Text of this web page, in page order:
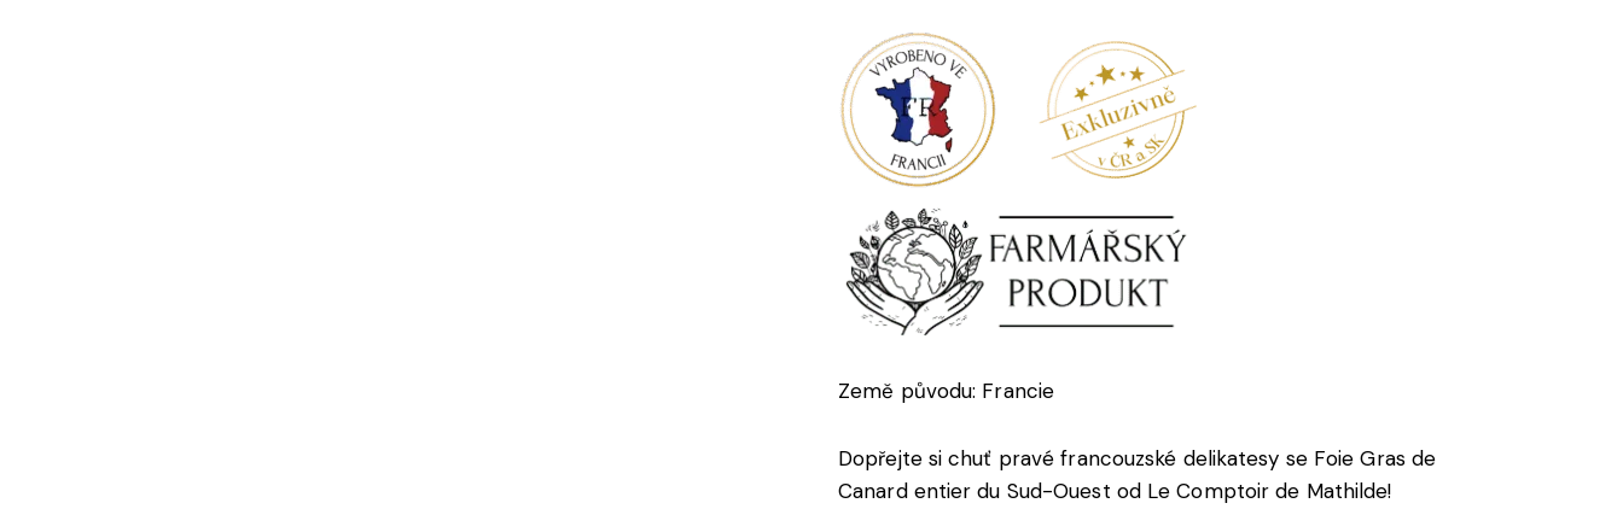
Země původu: Francie
Dopřejte si chuť pravé francouzské delikatesy se Foie Gras de
Canard entier du Sud-Ouest od Le Comptoir de Mathilde!